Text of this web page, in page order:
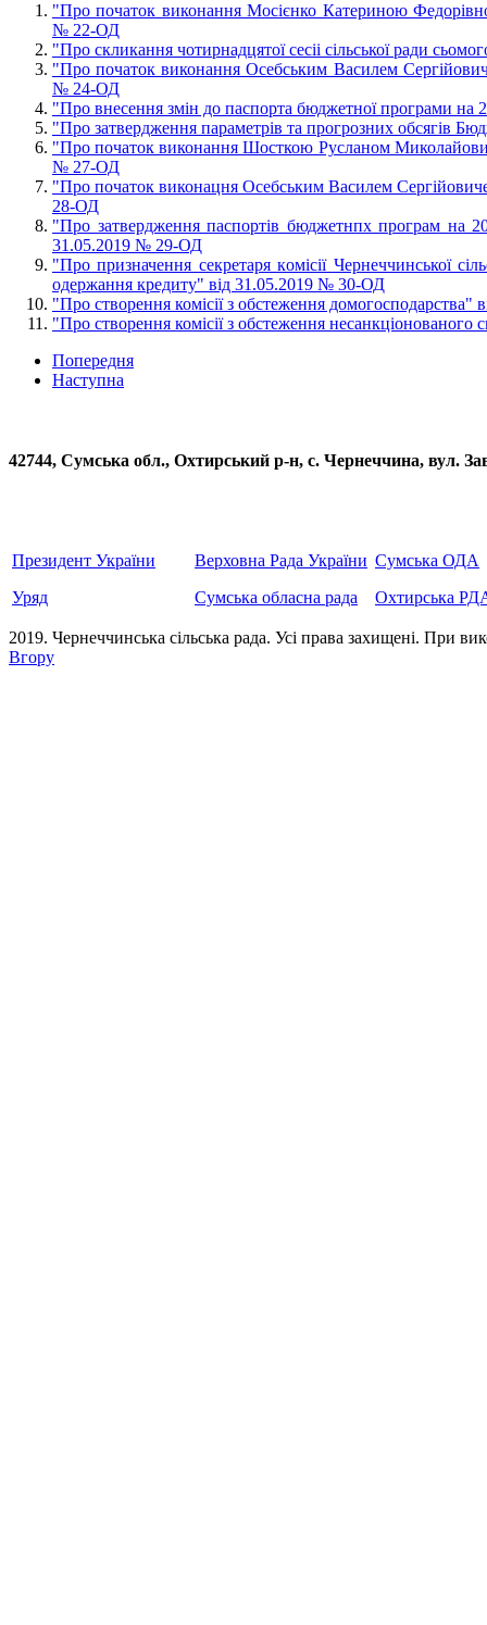
"Про початок виконання Mociєнко Катериною
№ 22-ОД
"Про скликання чотирнадцятої cecii сiльської ради
"Про початок виконання Осебським Василем
№ 24-ОД
"Про внесення змiн до паспорта бюджетної програми
"Про затвердження параметрів та прогрозних обсягів
"Про початок виконання Шосткою Русланом
№ 27-ОД
"Про початок виконацня Осебським Василем
28-ОД
"Про затвердження паспортiв бюджетнпх програм на
31.05.2019 № 29-ОД
"Про призначення секретаря кoміciї Чернеччинської
одержання кредиту" від 31.05.2019 № 30-ОД
"Про створення комісії з обстеження
"Про створення комісії з обстеження
Попередня
Наступна
42744, Сумська обл., Охтирський р-н, с. Чернеччина,
Президент України
Уряд
Верховна Рада України
Сумська обласна рада
Сумська ОДА
Охтирська
2019. Чернеччинська сільська рада. Усi права захищенi. При
Вгору